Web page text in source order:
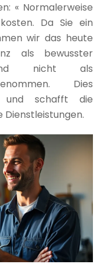
« Normalerweise
Da Sie ein
wir das heute
als bewusster
nicht als
Dies
und schafft die
Dienstleistungen.